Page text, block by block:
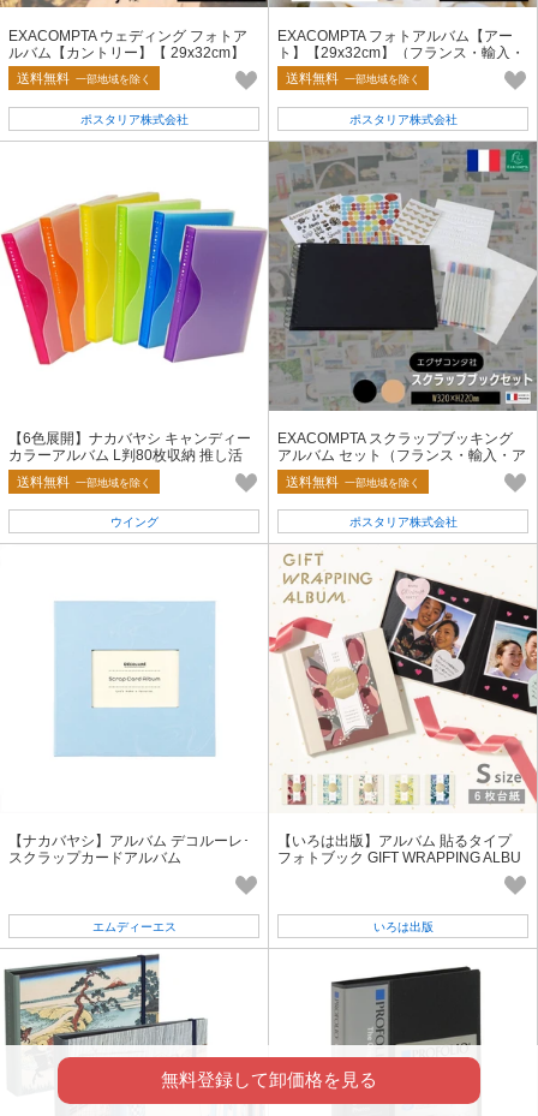
EXACOMPTA ウェディング フォトア
ルバム【カントリー】【 29x32cm】
（フランス・輸入・アルバム）
送料無料 一部地域を除く
ポスタリア株式会社
EXACOMPTA フォトアルバム【アー
ト】【29x32cm】（フランス・輸入・
アルバム）
送料無料 一部地域を除く
ポスタリア株式会社
【6色展開】ナカバヤシ キャンディー
カラーアルバム L判80枚収納 推し活
送料無料 一部地域を除く
ウイング
EXACOMPTA スクラップブッキング
アルバム セット（フランス・輸入・ア
ルバム・スクラップ）
送料無料 一部地域を除く
ポスタリア株式会社
【ナカバヤシ】アルバム デコルーレ･
スクラップカードアルバム
エムディーエス
【いろは出版】アルバム 貼るタイプ
フォトブック GIFT WRAPPING ALBU
いろは出版
無料登録して卸価格を見る